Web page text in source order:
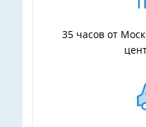
35 часов от